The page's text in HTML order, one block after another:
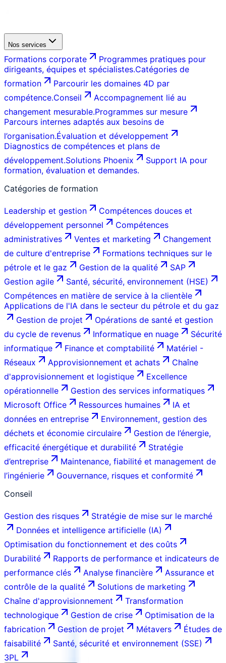
Nos services
Formations corporate
Programmes pratiques pour
dirigeants, équipes et spécialistes.Catégories de
formation
Parcourir les domaines 4D par
compétence.Conseil
Accompagnement lié au
changement mesurable.Programmes sur mesure
Parcours internes adaptés aux besoins de
l’organisation.Évaluation et développement
Diagnostics de compétences et plans de
développement.Solutions Phoenix
Support IA pour
formation, évaluation et demandes.
Catégories de formation
Leadership et gestion
Compétences douces et
développement personnel
Compétences
administratives
Ventes et marketing
Changement
de culture d'entreprise
Formations techniques sur le
pétrole et le gaz
Gestion de la qualité
SAP
Gestion agile
Santé, sécurité, environnement (HSE)
Compétences en matière de service à la clientèle
Applications de l'IA dans le secteur du pétrole et du gaz
Gestion de projet
Opérations de santé et gestion
du cycle de revenus
Informatique en nuage
Sécurité
informatique
Finance et comptabilité
Matériel -
Réseaux
Approvisionnement et achats
Chaîne
d'approvisionnement et logistique
Excellence
opérationnelle
Gestion des services informatiques
Microsoft Office
Ressources humaines
IA et
données en entreprise
Environnement, gestion des
déchets et économie circulaire
Gestion de l’énergie,
efficacité énergétique et durabilité
Stratégie
d’entreprise
Maintenance, fiabilité et management de
l’ingénierie
Gouvernance, risques et conformité
Conseil
Gestion des risques
Stratégie de mise sur le marché
Données et intelligence artificielle (IA)
Optimisation du fonctionnement et des coûts
Durabilité
Rapports de performance et indicateurs de
performance clés
Analyse financière
Assurance et
contrôle de la qualité
Solutions de marketing
Chaîne d'approvisionnement
Transformation
technologique
Gestion de crise
Optimisation de la
fabrication
Gestion de projet Métavers
Études de
faisabilité
Santé, sécurité et environnement (SSE)
3PL